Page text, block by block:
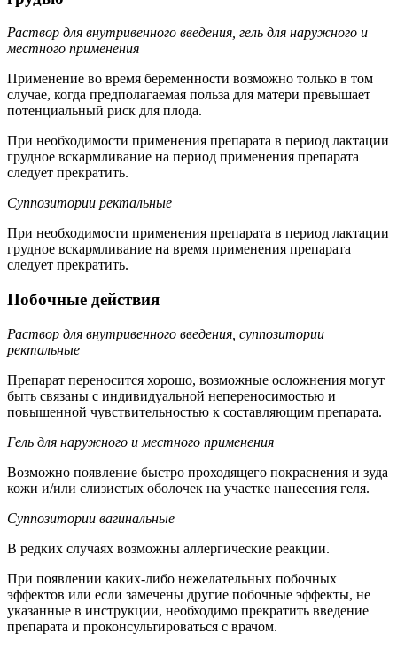
Раствор для внутривенного введения, гель для наружного и
местного применения
Применение во время беременности возможно только в том
случае, когда предполагаемая польза для матери превышает
потенциальный риск для плода.
При необходимости применения препарата в период лактации
грудное вскармливание на период применения препарата
следует прекратить.
Суппозитории ректальные
При необходимости применения препарата в период лактации
грудное вскармливание на время применения препарата
следует прекратить.
Побочные действия
Раствор для внутривенного введения, суппозитории
ректальные
Препарат переносится хорошо, возможные осложнения могут
быть связаны с индивидуальной непереносимостью и
повышенной чувствительностью к составляющим препарата.
Гель для наружного и местного применения
Возможно появление быстро проходящего покраснения и зуда
кожи и/или слизистых оболочек на участке нанесения геля.
Суппозитории вагинальные
В редких случаях возможны аллергические реакции.
При появлении каких-либо нежелательных побочных
эффектов или если замечены другие побочные эффекты, не
указанные в инструкции, необходимо прекратить введение
препарата и проконсультироваться с врачом.